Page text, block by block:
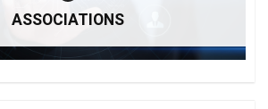
ASSOCIATIONS